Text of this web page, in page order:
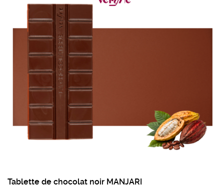
Ingrédients :Edulcorant (maltitol), beurre de
cacao, LAIT entier en poudre, fèves de cacao,
extrait naturel de vanille et émulsifiant : lécithine
de tournesol.
poids mini : 95g
Prix au kilo : 75.80€
Tablette de chocolat noir MANJARI